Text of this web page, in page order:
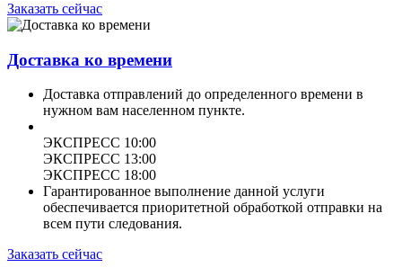
Заказать сейчас
Доставка ко времени
Доставка отправлений до определенного времени в
нужном вам населенном пункте.
ЭКСПРЕСС 10:00
ЭКСПРЕСС 13:00
ЭКСПРЕСС 18:00
Гарантированное выполнение данной услуги
обеспечивается приоритетной обработкой отправки на
всем пути следования.
Заказать сейчас